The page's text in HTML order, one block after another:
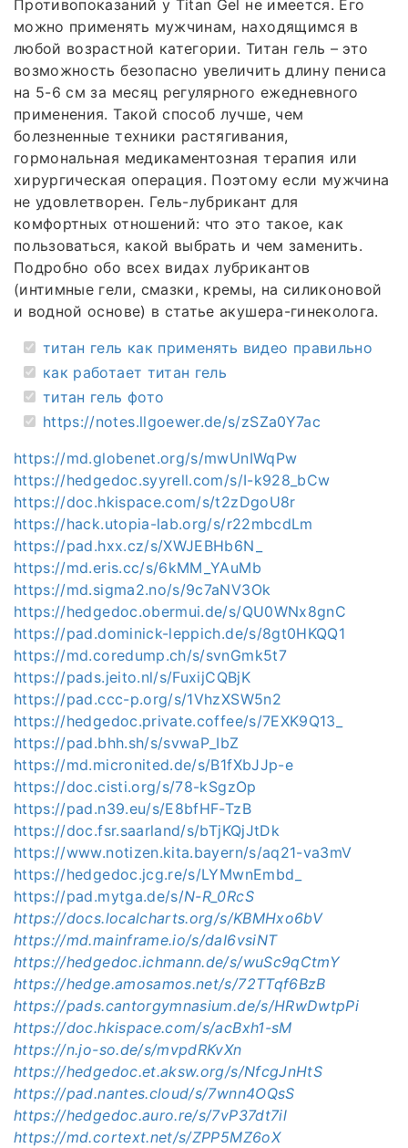
Противопоказаний у Titan Gel не имеется. Его
можно применять мужчинам, находящимся в
любой возрастной категории. Титан гель – это
возможность безопасно увеличить длину пениса
на 5-6 см за месяц регулярного ежедневного
применения. Такой способ лучше, чем
болезненные техники растягивания,
гормональная медикаментозная терапия или
хирургическая операция. Поэтому если мужчина
не удовлетворен. Гель-лубрикант для
комфортных отношений: что это такое, как
пользоваться, какой выбрать и чем заменить.
Подробно обо всех видах лубрикантов
(интимные гели, смазки, кремы, на силиконовой
и водной основе) в статье акушера-гинеколога.
титан гель как применять видео правильно
как работает титан гель
титан гель фото
https://notes.llgoewer.de/s/zSZa0Y7ac
https://md.globenet.org/s/mwUnIWqPw
https://hedgedoc.syyrell.com/s/I-k928_bCw
https://doc.hkispace.com/s/t2zDgoU8r
https://hack.utopia-lab.org/s/r22mbcdLm
https://pad.hxx.cz/s/XWJEBHb6N_
https://md.eris.cc/s/6kMM_YAuMb
https://md.sigma2.no/s/9c7aNV3Ok
https://hedgedoc.obermui.de/s/QU0WNx8gnC
https://pad.dominick-leppich.de/s/8gt0HKQQ1
https://md.coredump.ch/s/svnGmk5t7
https://pads.jeito.nl/s/FuxijCQBjK
https://pad.ccc-p.org/s/1VhzXSW5n2
https://hedgedoc.private.coffee/s/7EXK9Q13_
https://pad.bhh.sh/s/svwaP_IbZ
https://md.micronited.de/s/B1fXbJJp-e
https://doc.cisti.org/s/78-kSgzOp
https://pad.n39.eu/s/E8bfHF-TzB
https://doc.fsr.saarland/s/bTjKQjJtDk
https://www.notizen.kita.bayern/s/aq21-va3mV
https://hedgedoc.jcg.re/s/LYMwnEmbd_
https://pad.mytga.de/s/N-R_0RcS
https://docs.localcharts.org/s/KBMHxo6bV
https://md.mainframe.io/s/daI6vsiNT
https://hedgedoc.ichmann.de/s/wuSc9qCtmY
https://hedge.amosamos.net/s/72TTqf6BzB
https://pads.cantorgymnasium.de/s/HRwDwtpPi
https://doc.hkispace.com/s/acBxh1-sM
https://n.jo-so.de/s/mvpdRKvXn
https://hedgedoc.et.aksw.org/s/NfcgJnHtS
https://pad.nantes.cloud/s/7wnn4OQsS
https://hedgedoc.auro.re/s/7vP37dt7il
https://md.cortext.net/s/ZPP5MZ6oX